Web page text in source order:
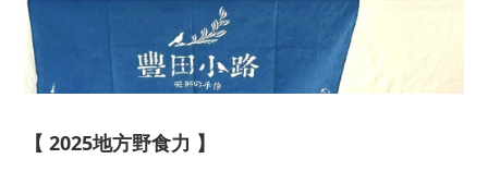
【 2025地方野食力 】